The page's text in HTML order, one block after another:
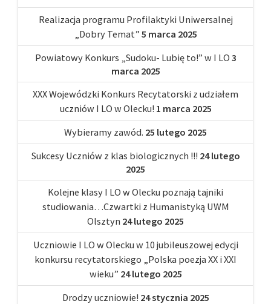
Realizacja programu Profilaktyki Uniwersalnej
„Dobry Temat” 5 marca 2025
Powiatowy Konkurs „Sudoku- Lubię to!” w I LO 3
marca 2025
XXX Wojewódzki Konkurs Recytatorski z udziałem
uczniów I LO w Olecku! 1 marca 2025
Wybieramy zawód. 25 lutego 2025
Sukcesy Uczniów z klas biologicznych !!! 24 lutego
2025
Kolejne klasy I LO w Olecku poznają tajniki
studiowania…Czwartki z Humanistyką UWM
Olsztyn 24 lutego 2025
Uczniowie I LO w Olecku w 10 jubileuszowej edycji
konkursu recytatorskiego „Polska poezja XX i XXI
wieku” 24 lutego 2025
Drodzy uczniowie! 24 stycznia 2025